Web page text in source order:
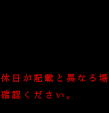
日が記載と異なる
認ください。